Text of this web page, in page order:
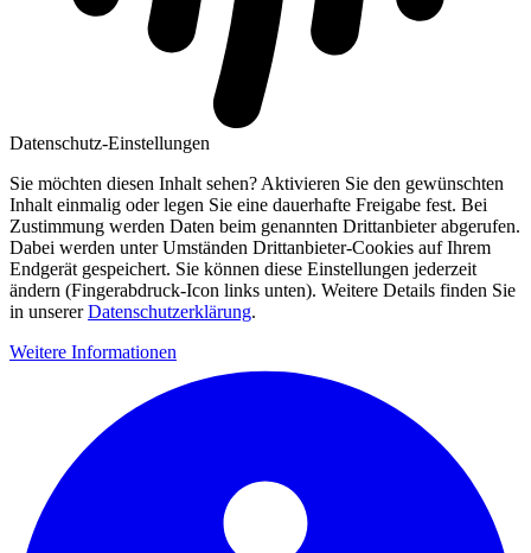
Datenschutz-Einstellungen
Sie möchten diesen Inhalt sehen? Aktivieren Sie den gewünschten
Inhalt einmalig oder legen Sie eine dauerhafte Freigabe fest. Bei
Zustimmung werden Daten beim genannten Drittanbieter abgerufen.
Dabei werden unter Umständen Drittanbieter-Cookies auf Ihrem
Endgerät gespeichert. Sie können diese Einstellungen jederzeit
ändern (Fingerabdruck-Icon links unten). Weitere Details finden Sie
in unsererDatenschutzerklärung.
Weitere Informationen